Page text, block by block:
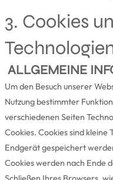
3. Cookies
ALLGEMEINE
Um den Besuch unserer
Nutzung bestimmter
verschiedenen Seiten
Cookies. Cookies sind
Endgerät gespeichert
Cookies werden nach Ende